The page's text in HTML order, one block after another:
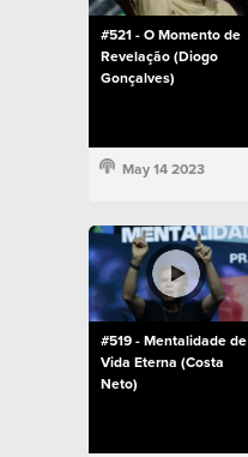
#521 - O Momento de
Revelação (Diogo
Gonçalves)
May 14 2023
#519 - Mentalidade de
Vida Eterna (Costa
Neto)